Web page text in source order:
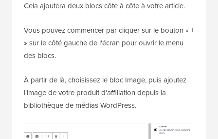
Cela ajoutera deux blocs côte à côte à votre article.
Vous pouvez commencer par cliquer sur le bouton « +
» sur le côté gauche de l'écran pour ouvrir le menu
des blocs.
À partir de là, choisissez le bloc Image, puis ajoutez
l'image de votre produit d'affiliation depuis la
bibliothèque de médias WordPress.